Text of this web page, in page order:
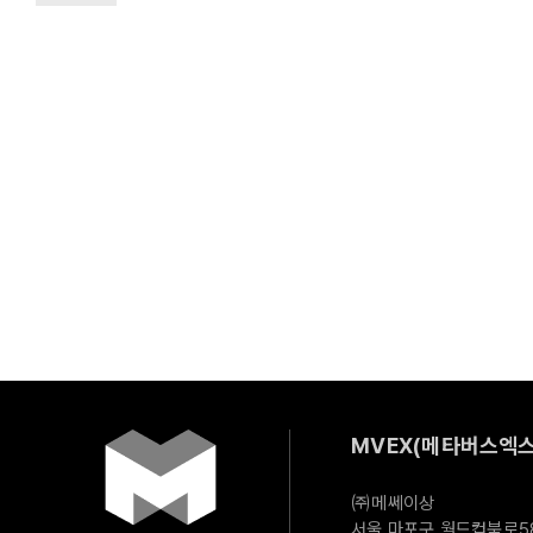
MVEX(메타버스엑
㈜메쎄이상